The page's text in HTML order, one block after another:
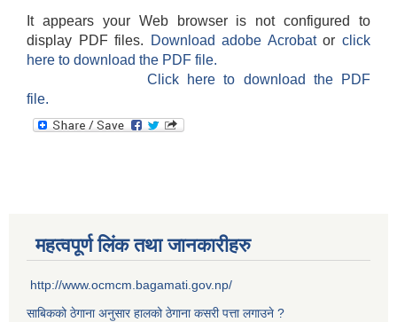
It appears your Web browser is not configured to
display PDF files.
Download adobe Acrobatorclick
here to download the PDF file.
Click here to download the PDF
file.
महत्वपूर्ण लिंक तथा जानकारीहरु
http://www.ocmcm.bagamati.gov.np/
साबिकको ठेगाना अनुसार हालको ठेगाना कसरी पत्ता लगाउने ?